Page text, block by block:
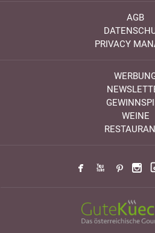
AGB
PRIVACY
WEINE